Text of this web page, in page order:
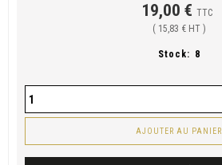
19,00 € TTC
( 15,83 € HT )
Stock: 8
AJOUTER AU PANIER